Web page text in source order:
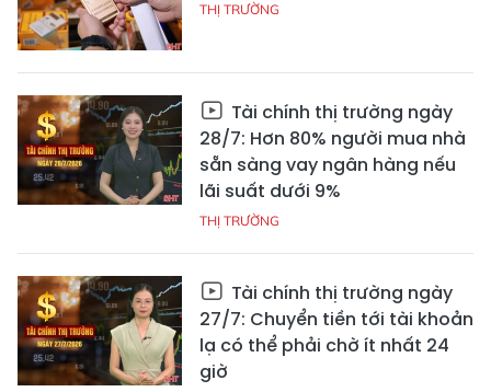
THỊ TRƯỜNG
Tài chính thị trường ngày
28/7: Hơn 80% người mua nhà
sẵn sàng vay ngân hàng nếu
lãi suất dưới 9%
THỊ TRƯỜNG
Tài chính thị trường ngày
27/7: Chuyển tiền tới tài khoản
lạ có thể phải chờ ít nhất 24
giờ